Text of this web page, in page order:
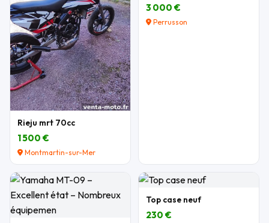
Rieju mrt 70cc
1 500 €
Montmartin-sur-Mer
3 000 €
Perrusson
Top case neuf
230 €